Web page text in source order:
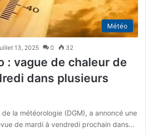
Météo
13, 2025 0 32
: vague de chaleur de
dans plusieurs
la météorologie (DGM), a annoncé une
de mardi à vendredi prochain dans…